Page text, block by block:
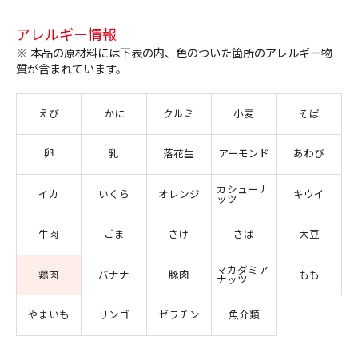
アレルギー情報
※ 本品の原材料には下表の内、色のついた箇所のアレルギー物
質が含まれています。
えび かに クルミ 小麦 そば
卵 乳 落花生 アーモンド あわび
イカ いくら オレンジ
カシューナ
ッツ
キウイ
牛肉 ごま さけ さば 大豆
鶏肉 バナナ 豚肉
マカダミア
ナッツ
もも
やまいも リンゴ ゼラチン 魚介類